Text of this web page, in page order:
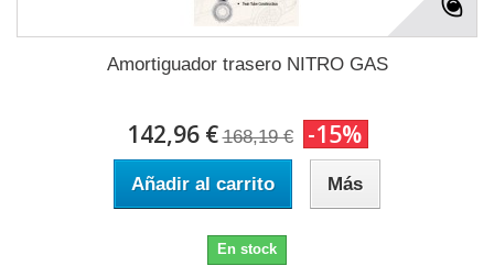
Amortiguador trasero NITRO GAS
142,96 € 168,19 € -15%
Añadir al carrito Más
En stock